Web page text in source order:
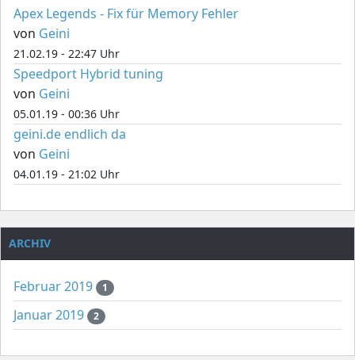
Apex Legends - Fix für Memory Fehler
von Geini
21.02.19 - 22:47 Uhr
Speedport Hybrid tuning
von Geini
05.01.19 - 00:36 Uhr
geini.de endlich da
von Geini
04.01.19 - 21:02 Uhr
ARCHIV
Februar 2019 1
Januar 2019 2